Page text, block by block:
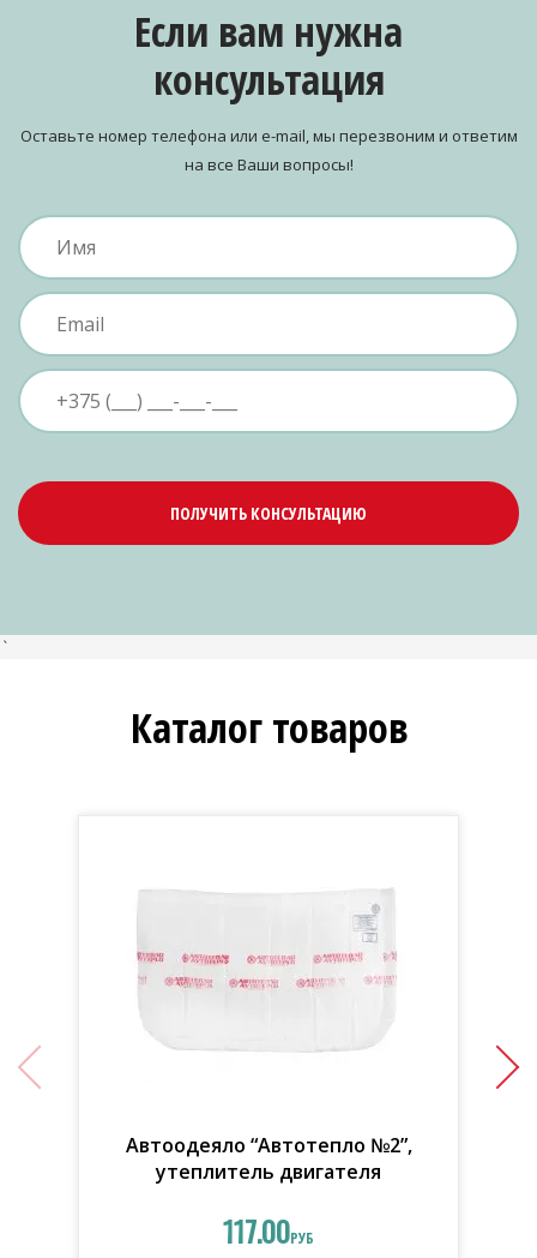
Если вам нужна
консультация
Оставьте номер телефона или e-mail, мы перезвоним и ответим
на все Ваши вопросы!
ПОЛУЧИТЬ КОНСУЛЬТАЦИЮ
`
Каталог товаров
Автоодеяло “Автотепло №2”,
утеплитель двигателя
117.00РУБ